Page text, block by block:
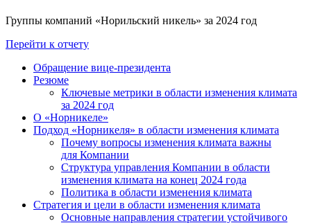
Группы компаний «Норильский никель» за 2024 год
Перейти к отчету
Обращение вице-президента
Резюме
Ключевые метрики в области изменения климата
за 2024 год
О «Норникеле»
Подход «Норникеля» в области изменения климата
Почему вопросы изменения климата важны
для Компании
Структура управления Компании в области
изменения климата на конец 2024 года
Политика в области изменения климата
Стратегия и цели в области изменения климата
Основные направления стратегии устойчивого